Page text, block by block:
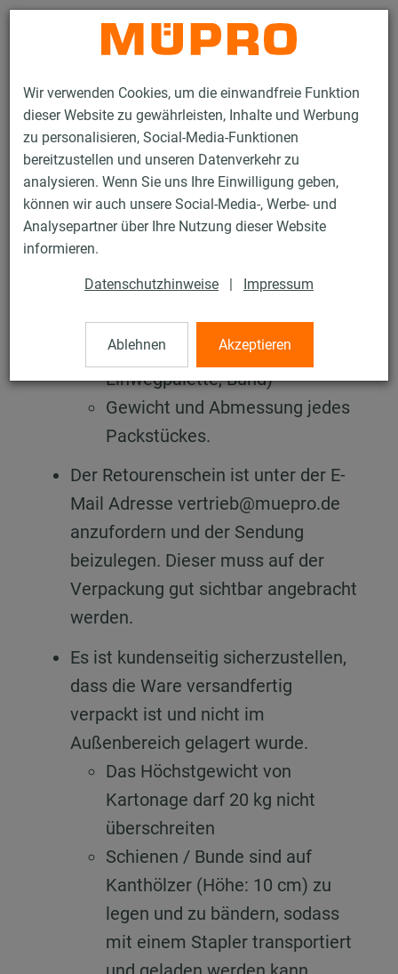
Wir verwenden Cookies, um die einwandfreie Funktion
dieser Website zu gewährleisten, Inhalte und Werbung
zu personalisieren, Social-Media-Funktionen
bereitzustellen und unseren Datenverkehr zu
analysieren. Wenn Sie uns Ihre Einwilligung geben,
können wir auch unsere Social-Media-, Werbe- und
Analysepartner über Ihre Nutzung dieser Website
informieren.
Datenschutzhinweise | Impressum
Ablehnen Akzeptieren
Kontakt
Retourenrichtlinie
Für die Retourenabwicklung werden
benötigt:
Material und Stückzahl
Packmittel (Karton, Europalette,
Einwegpalette, Bund)
Gewicht und Abmessung jedes
Packstückes.
Der Retourenschein ist unter der E-
Mail Adresse vertrieb@muepro.de
anzufordern und der Sendung
beizulegen. Dieser muss auf der
Verpackung gut sichtbar angebracht
werden.
Es ist kundenseitig sicherzustellen,
dass die Ware versandfertig
verpackt ist und nicht im
Außenbereich gelagert wurde.
Das Höchstgewicht von
Kartonage darf 20 kg nicht
überschreiten
Schienen / Bunde sind auf
Kanthölzer (Höhe: 10 cm) zu
legen und zu bändern, sodass
mit einem Stapler transportiert